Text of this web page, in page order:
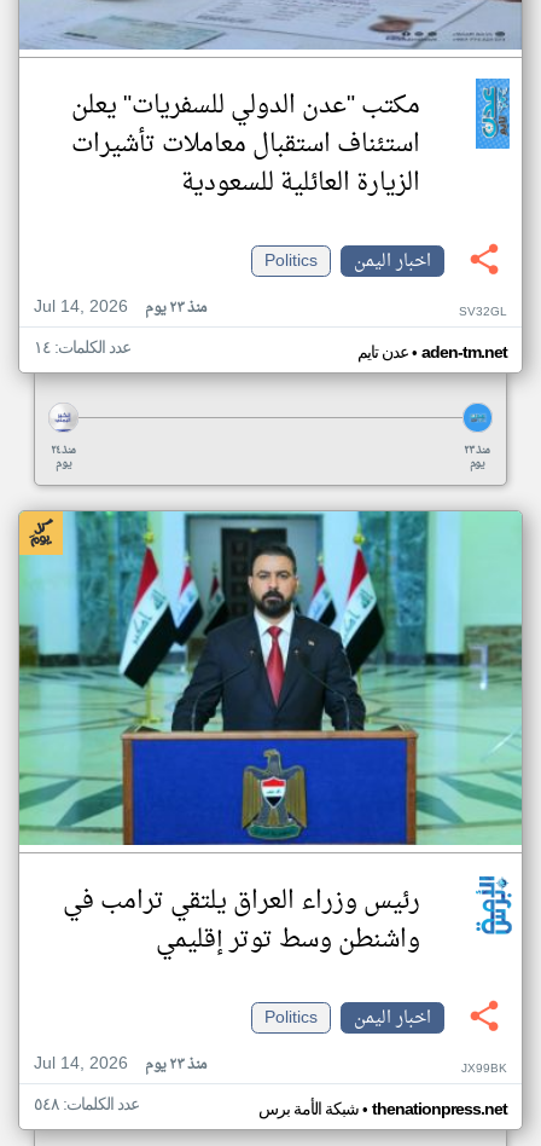
مكتب "عدن الدولي للسفريات" يعلن
استئناف استقبال معاملات تأشيرات
الزيارة العائلية للسعودية
اخبار اليمن
Politics
Jul 14, 2026
منذ ٢٣ يوم SV32GL
عدن تايم• aden-tm.net عدد الكلمات: ١٤
منذ ٢٤
يوم
منذ ٢٣
يوم
رئيس وزراء العراق يلتقي ترامب في
واشنطن وسط توتر إقليمي
اخبار اليمن
Politics
Jul 14, 2026
منذ ٢٣ يوم JX99BK
شبكة الأمة برس• thenationpress.net عدد الكلمات: ٥٤٨